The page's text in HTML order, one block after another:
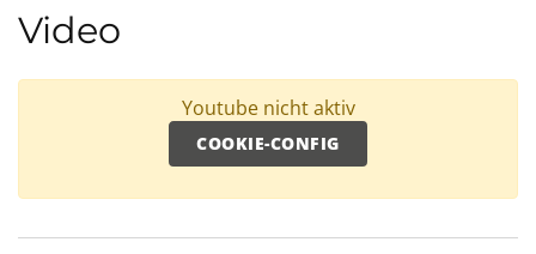
Video
Youtube nicht aktiv
COOKIE-CONFIG